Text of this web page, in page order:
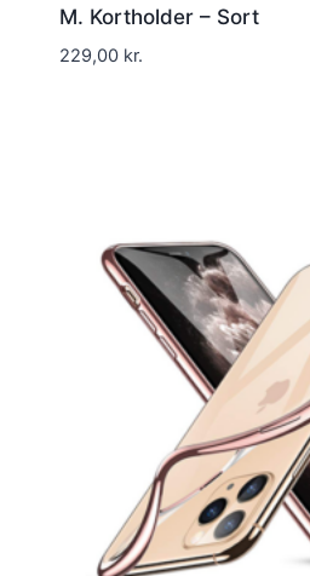
M. Kortholder – Sort
229,00 kr.